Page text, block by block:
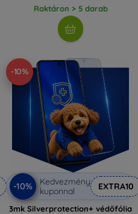
Raktáron > 5 darab
-10%
-10%
Kedvezmény
kuponnal
EXTRA10
3mk Silverprotection+ védőfólia